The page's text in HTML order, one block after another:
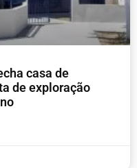
casa de
de exploração